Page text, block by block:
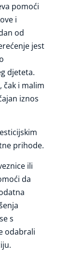
pomoći
i
od
jest
djeteta.
čak i malim
iznos
prihode.
ili
da
s
odabrali